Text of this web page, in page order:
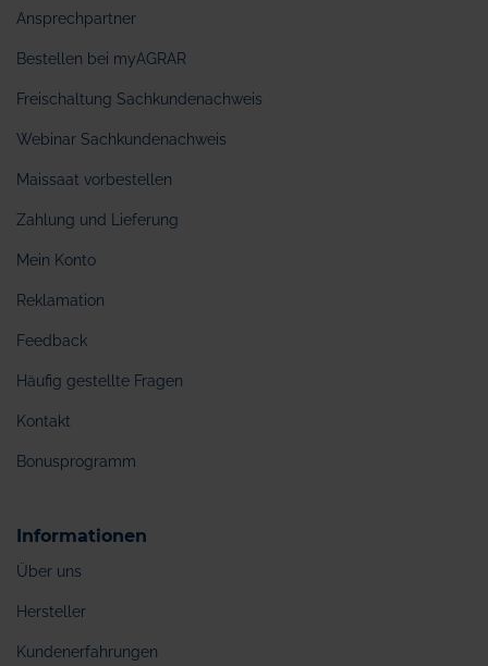
Ansprechpartner
Bestellen bei myAGRAR
Freischaltung Sachkundenachweis
Webinar Sachkundenachweis
Maissaat vorbestellen
Zahlung und Lieferung
Mein Konto
Reklamation
Feedback
Häufig gestellte Fragen
Kontakt
Bonusprogramm
Informationen
Über uns
Hersteller
Kundenerfahrungen